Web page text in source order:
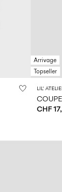
Arrivage
Topseller
LIL'
CHF